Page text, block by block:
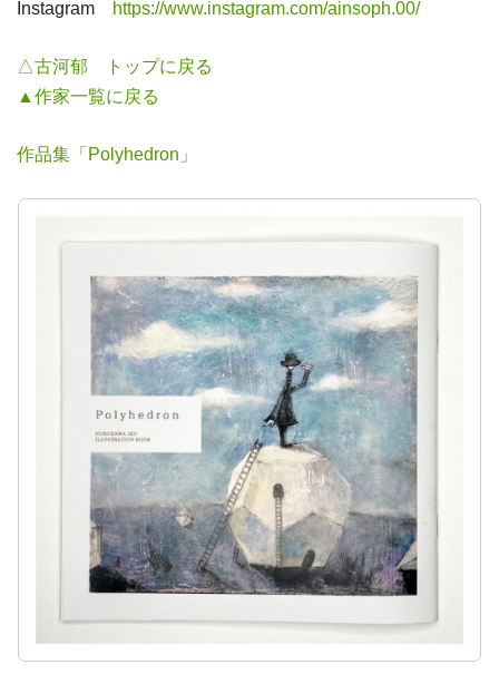
Instagram https://www.instagram.com/ainsoph.00/
△古河郁 トップに戻る
▲作家一覧に戻る
作品集「Polyhedron」